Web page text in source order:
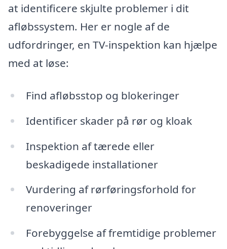
at identificere skjulte problemer i dit
afløbssystem. Her er nogle af de
udfordringer, en TV-inspektion kan hjælpe
med at løse:
Find afløbsstop og blokeringer
Identificer skader på rør og kloak
Inspektion af tærede eller
beskadigede installationer
Vurdering af rørføringsforhold for
renoveringer
Forebyggelse af fremtidige problemer